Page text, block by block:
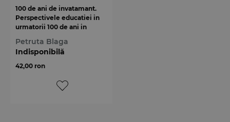
100 de ani de invatamant.
Perspectivele educatiei in
urmatorii 100 de ani in
Petruta Blaga
Indisponibilă
42,00 ron